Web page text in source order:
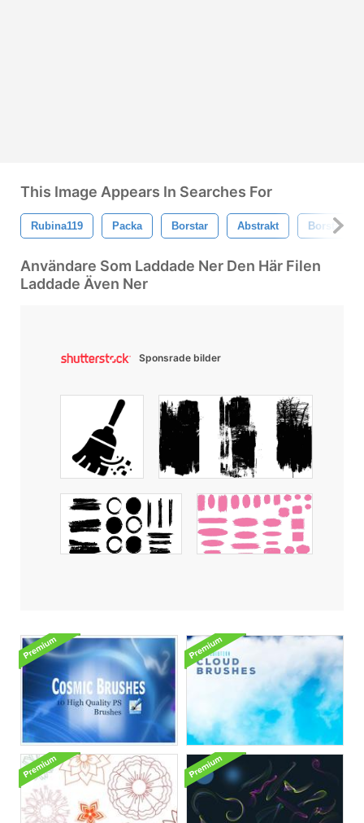
This Image Appears In Searches For
Rubina119 Packa Borstar Abstrakt Borsta
Användare Som Laddade Ner Den Här Filen
Laddade Även Ner
Sponsrade bilder